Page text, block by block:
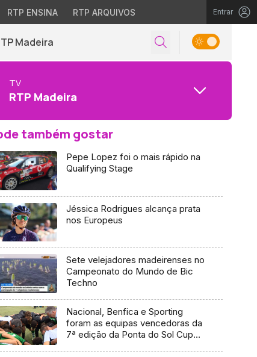
RTP ENSINA RTP ARQUIVOS Entrar
Madeira
TV
RTP Madeira
também gostar
Pepe Lopez foi o mais rápido na
Qualifying Stage
Jéssica Rodrigues alcança prata
nos Europeus
Sete velejadores madeirenses no
Campeonato do Mundo de Bic
Techno
Nacional, Benfica e Sporting
foram as equipas vencedoras da
7ª edição da Ponta do Sol Cup